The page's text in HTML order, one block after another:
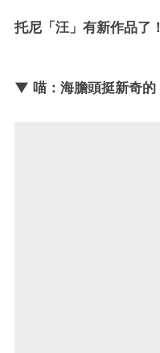
托尼「汪」有新作品了！
▼ 喵：海膽頭挺新奇的